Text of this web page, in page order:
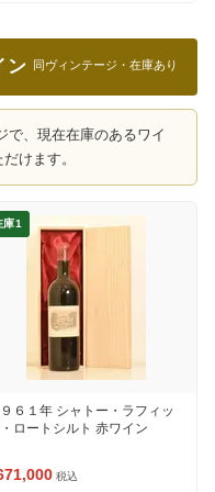
ン 同ヴィンテージ・在庫あり
で、現在在庫のあるワイ
けます。
庫1
９６１年 シャトー・ラフィッ
・ロートシルト 赤ワイン
税込